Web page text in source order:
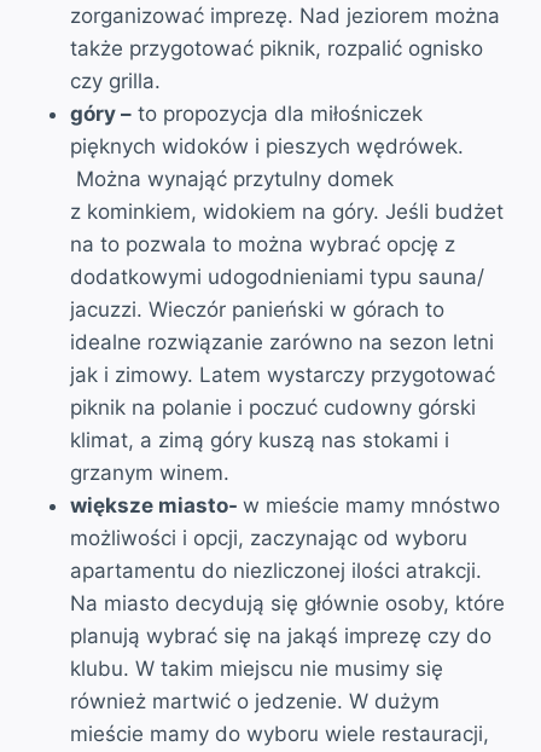
zorganizować imprezę. Nad jeziorem można
także przygotować piknik, rozpalić ognisko
czy grilla.
góry – to propozycja dla miłośniczek
pięknych widoków i pieszych wędrówek.
Można wynająć przytulny domek
z kominkiem, widokiem na góry. Jeśli budżet
na to pozwala to można wybrać opcję z
dodatkowymi udogodnieniami typu sauna/
jacuzzi. Wieczór panieński w górach to
idealne rozwiązanie zarówno na sezon letni
jak i zimowy. Latem wystarczy przygotować
piknik na polanie i poczuć cudowny górski
klimat, a zimą góry kuszą nas stokami i
grzanym winem.
większe miasto- w mieście mamy mnóstwo
możliwości i opcji, zaczynając od wyboru
apartamentu do niezliczonej ilości atrakcji.
Na miasto decydują się głównie osoby, które
planują wybrać się na jakąś imprezę czy do
klubu. W takim miejscu nie musimy się
również martwić o jedzenie. W dużym
mieście mamy do wyboru wiele restauracji,